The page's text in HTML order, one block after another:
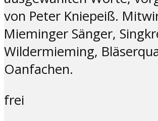
von Peter Kniepeiß.
Mieminger Sänger,
Wildermieming,
Oanfachen.
frei